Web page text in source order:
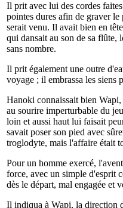
Il prit avec lui des cordes
pointes dures afin de graver
serait venu. Il avait bien en
qui dansait au son de sa flûte,
sans nombre.
Il prit également une outre
voyage ; il embrassa les siens
Hanoki connaissait bien
au sourire imperturbable du
loin et aussi haut lui faisait
savait poser son pied avec
troglodyte, mais l'affaire était
Pour un homme exercé,
force, avec un simple d'esprit
dès le départ, mal engagée et
Il indiqua à Wapi, la direction